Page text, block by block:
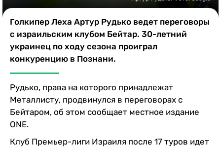
Голкипер Леха Артур Рудько ведет переговоры
с израильским клубом Бейтар. 30-летний
украинец по ходу сезона проиграл
конкуренцию в Познани.
Рудько, права на которого принадлежат
Металлисту, продвинулся в переговорах с
Бейтаром, об этом сообщает местное издание
ONE.
Клуб Премьер-лиги Израиля после 17 туров идет